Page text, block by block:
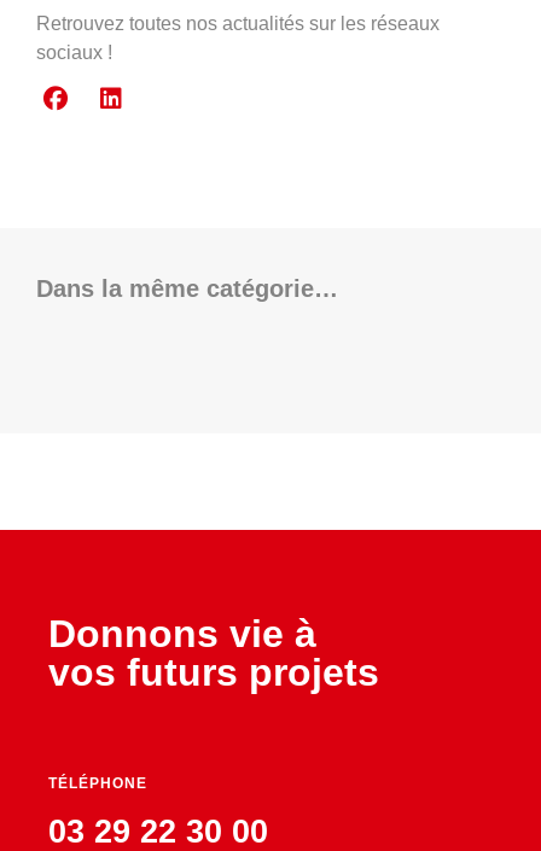
Retrouvez toutes nos actualités sur les réseaux
sociaux !
Dans la même catégorie…
Donnons vie à
vos futurs projets
TÉLÉPHONE
03 29 22 30 00